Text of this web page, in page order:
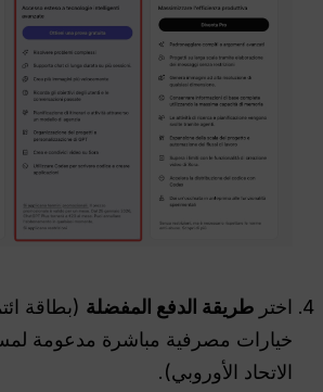
اخترطريقة الدفع المفضلة (بطاقة
خيارات مصرفية مباشرة مدعومة
الاتحاد الأوروبي).